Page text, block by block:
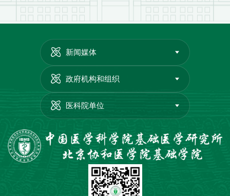
新闻媒体
政府机构和组织
医科院单位